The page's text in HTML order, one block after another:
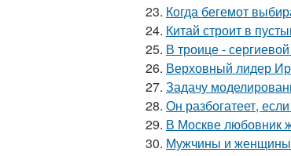
23. Когда бегемот
24. Китай строит в
25. В троице -
26. Верховный лидер
27. Задачу
28. Он разбогатеет,
29. В Москве любовник
30. Мужчины и женщины